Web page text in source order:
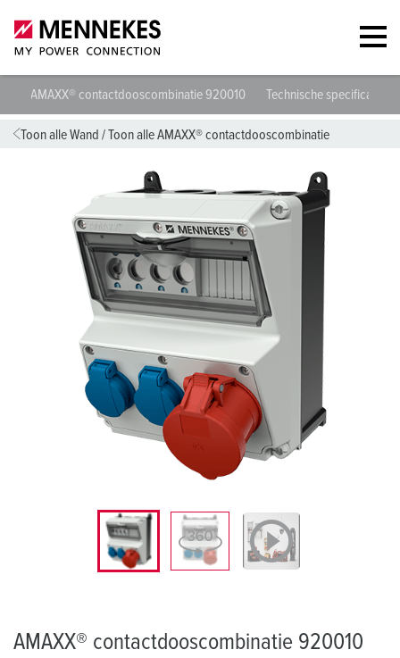
AMAXX® contactdooscombinatie 920010 Technische specificaties
Toon alle Wand /Toon alle AMAXX® contactdooscombinatie
AMAXX® contactdooscombinatie 920010